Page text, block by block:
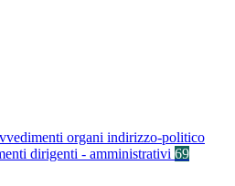
organi indirizzo-politico
dirigenti - amministrativi 69